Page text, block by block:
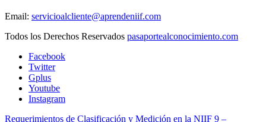
Email: servicioalcliente@aprendeniif.com
Todos los Derechos Reservados pasaportealconocimiento.com
Facebook
Twitter
Gplus
Youtube
Instagram
Requerimientos de Clasificación y Medición en la NIIF 9 –